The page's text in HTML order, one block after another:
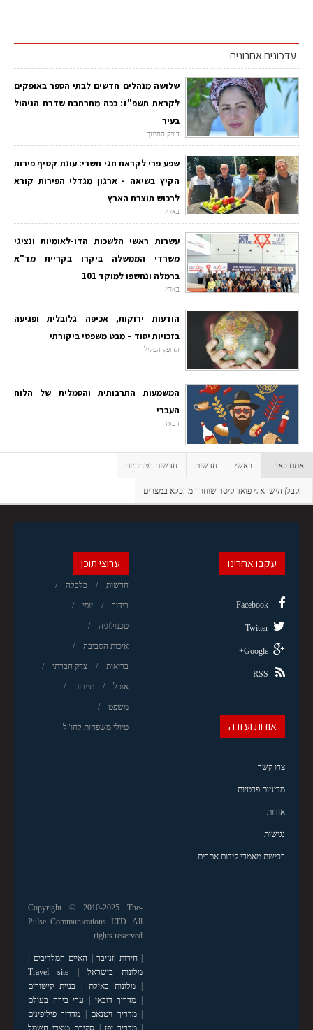
עדכונים אחרונים
שלושה מנהלים חדשים לבתי הספר באופקים
לקראת תשפ"ז: ככה מתרחבת שדרת הניהול
בעיר
דופק החינוך
שפע פרי לקראת חגי תשרי: עונת קטיף פירות
הקיץ בשיאה - ארגון מגדלי הפירות קורא
לרכוש תוצרת הארץ
בארץ
עשרות ראשי הלשכות הדו-לאומיות ונציגי
משרדי הממשלה ביקרו בקריית מד"א
ברמלה ונחשפו למוקד 101
בארץ
הודעות ירוקות, אכיפה גלובלית ופגיעה
בזכויות יסוד – מבט משפטי ביקורתי
הדופק הפלילי
המשמעות התרבותית והסמלית של הלוח
העברי
דעות
אתם כאן: ראשי חדשות חדשות בטחוניות
הקבלן הישראלי פואד קיסר שוחרר מהכלא במצרים
ערוצי תוכן
חדשות כלכלה
בידור יופי
טכנולוגיה
איכות הסביבה
בריאות צדק חברתי
אוכל תיירות
משפט
טיולי משפחות לחו"ל
עקבו אחרינו
Facebook
Twitter
Google+
RSS
אודות ועזרה
צרו קשר
מדיניות פרטיות
אודות
נגישות
רכישת מאמרי קידום אתרים
Copyright © 2010-2025 The-
Pulse Communications LTD. All
rights reserved
|חידות זנזיבר האיים המלדיבים
מלונות בישראל
Travel site
|מלונות באילת
בניית קישורים
מדריך דובאי
ערי בירה בעולם
|מדריך ויטנאם
מדריך פיליפינים
|מדריך יפן
סקירת מוצרי חשמל